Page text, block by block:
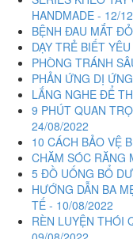
HANDMADE - 12/
BỆNH ĐAU MẮT
DẠY TRẺ BIẾT
PHÒNG TRÁNH
PHẢN ỨNG DỊ
LẮNG NGHE ĐỂ
9 PHÚT QUAN
24/08/2022
10 CÁCH BẢO VỆ
CHĂM SÓC RĂNG
5 ĐỒ UỐNG BỔ
HƯỚNG DẪN BA
TẾ - 10/08/2022
RÈN LUYỆN THÓI